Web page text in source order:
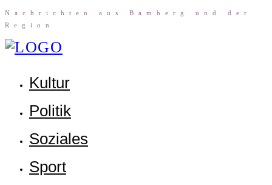
Nach­rich­ten aus Bam­berg und der
Region
Kul­tur
Poli­tik
Sozia­les
Sport